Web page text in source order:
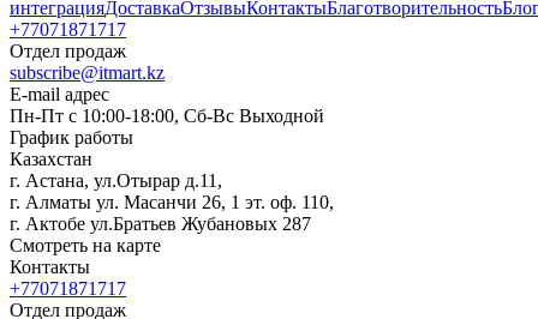
интеграцияДоставкаОтзывыКонтактыБлаготворительность
+77071871717
Отдел продаж
subscribe@itmart.kz
E-mail адрес
Пн-Пт с 10:00-18:00, Сб-Вс Выходной
График работы
Казахстан
г. Астана, ул.Отырар д.11,
г. Алматы ул. Масанчи 26, 1 эт. оф. 110,
г. Актобе ул.Братьев Жубановых 287
Смотреть на карте
Контакты
+77071871717
Отдел продаж